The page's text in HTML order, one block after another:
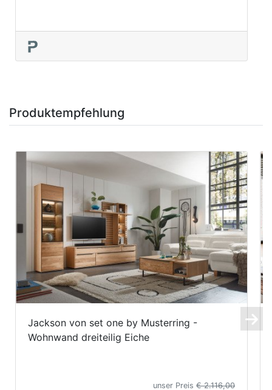
Produktempfehlung
Jackson von set one by Musterring -
Wohnwand dreiteilig Eiche
unser Preis€ 2.116,00